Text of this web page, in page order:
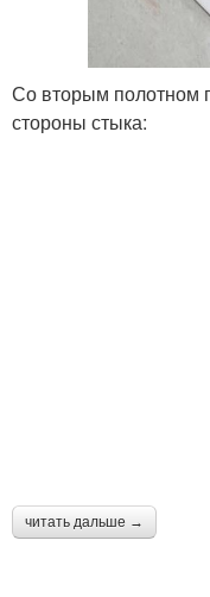
Со вторым полотном
стороны стыка:
читать дальше →